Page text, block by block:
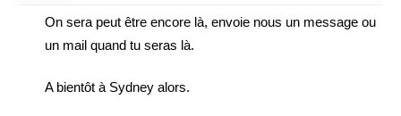
On sera peut être encore là, envoie nous un message ou
un mail quand tu seras là.
A bientôt à Sydney alors.